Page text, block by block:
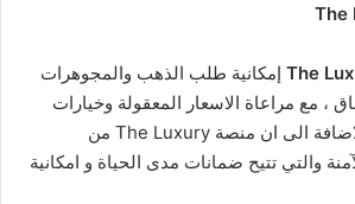
The إمكانية طلب الذهب والمجوهرات
، مع مراعاة الاسعار المعقولة وخيارات
الشراء بالتقسيط ، بالاضافة الى ان منصة The Luxury من
والتي تتيح ضمانات مدى الحياة و امكانية